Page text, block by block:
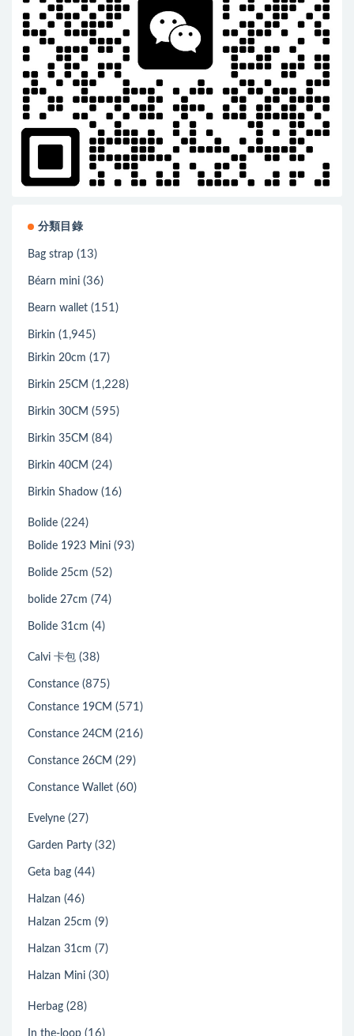
分類目錄
Bag strap (13)
Béarn mini (36)
Bearn wallet (151)
Birkin (1,945)
Birkin 20cm (17)
Birkin 25CM (1,228)
Birkin 30CM (595)
Birkin 35CM (84)
Birkin 40CM (24)
Birkin Shadow (16)
Bolide (224)
Bolide 1923 Mini (93)
Bolide 25cm (52)
bolide 27cm (74)
Bolide 31cm (4)
Calvi 卡包 (38)
Constance (875)
Constance 19CM (571)
Constance 24CM (216)
Constance 26CM (29)
Constance Wallet (60)
Evelyne (27)
Garden Party (32)
Geta bag (44)
Halzan (46)
Halzan 25cm (9)
Halzan 31cm (7)
Halzan Mini (30)
Herbag (28)
In the-loop (16)